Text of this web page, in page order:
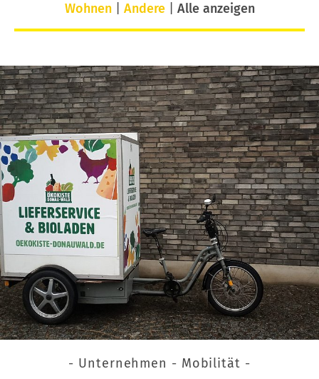
Wohnen| Andere| Alle anzeigen
- Unternehmen - Mobilität -